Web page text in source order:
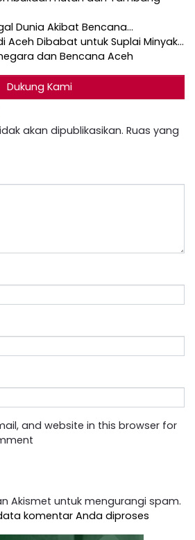
Dunia Akibat Bencana…
Aceh Dibabat untuk Suplai Minyak…
dan Bencana Aceh
Dukung Kami
akan dipublikasikan. Ruas yang
and website in this browser for
Akismet untuk mengurangi spam.
komentar Anda diproses